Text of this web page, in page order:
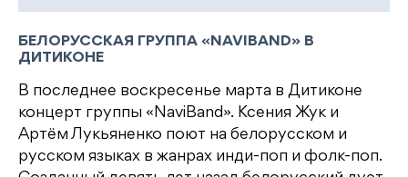
БЕЛОРУССКАЯ ГРУППА «NAVIBAND» В
ДИТИКОНЕ
В последнее воскресенье марта в Дитиконе
концерт группы «NaviBand». Ксения Жук и
Артём Лукьяненко поют на белорусском и
русском языках в жанрах инди-поп и фолк-поп.